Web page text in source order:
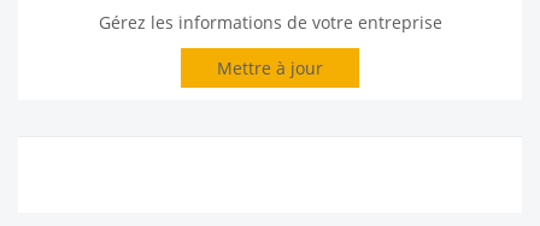
Gérez les informations de votre entreprise
Mettre à jour